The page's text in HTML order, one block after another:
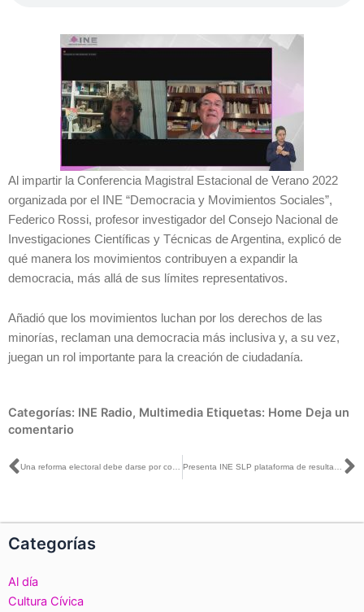
Al impartir la Conferencia Magistral Estacional de Verano 2022
organizada por el INE “Democracia y Movimientos Sociales”,
Federico Rossi, profesor investigador del Consejo Nacional de
Investigaciones Científicas y Técnicas de Argentina, explicó de
qué manera los movimientos contribuyen a expandir la
democracia, más allá de sus límites representativos.
Añadió que los movimientos luchan por los derechos de las
minorías, reclaman una democracia más inclusiva y, a su vez,
juegan un rol importante para la creación de ciudadanía.
Categorías: INE Radio, Multimedia Etiquetas: Home Deja un
comentario
Ant
Categorías
Al día
Cultura Cívica